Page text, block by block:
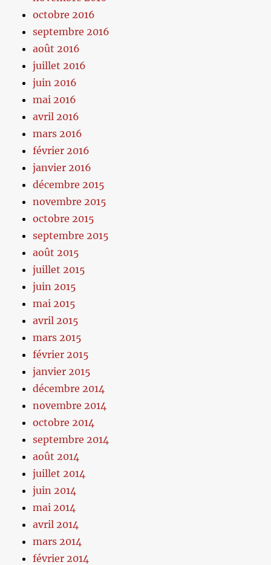
octobre 2016
septembre 2016
août 2016
juillet 2016
juin 2016
mai 2016
avril 2016
mars 2016
février 2016
janvier 2016
décembre 2015
novembre 2015
octobre 2015
septembre 2015
août 2015
juillet 2015
juin 2015
mai 2015
avril 2015
mars 2015
février 2015
janvier 2015
décembre 2014
novembre 2014
octobre 2014
septembre 2014
août 2014
juillet 2014
juin 2014
mai 2014
avril 2014
mars 2014
février 2014